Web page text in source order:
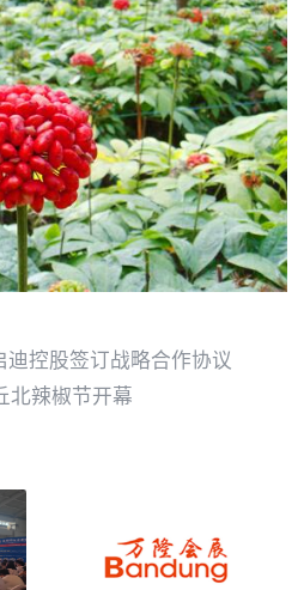
迪控股签订战略合作协议
北辣椒节开幕